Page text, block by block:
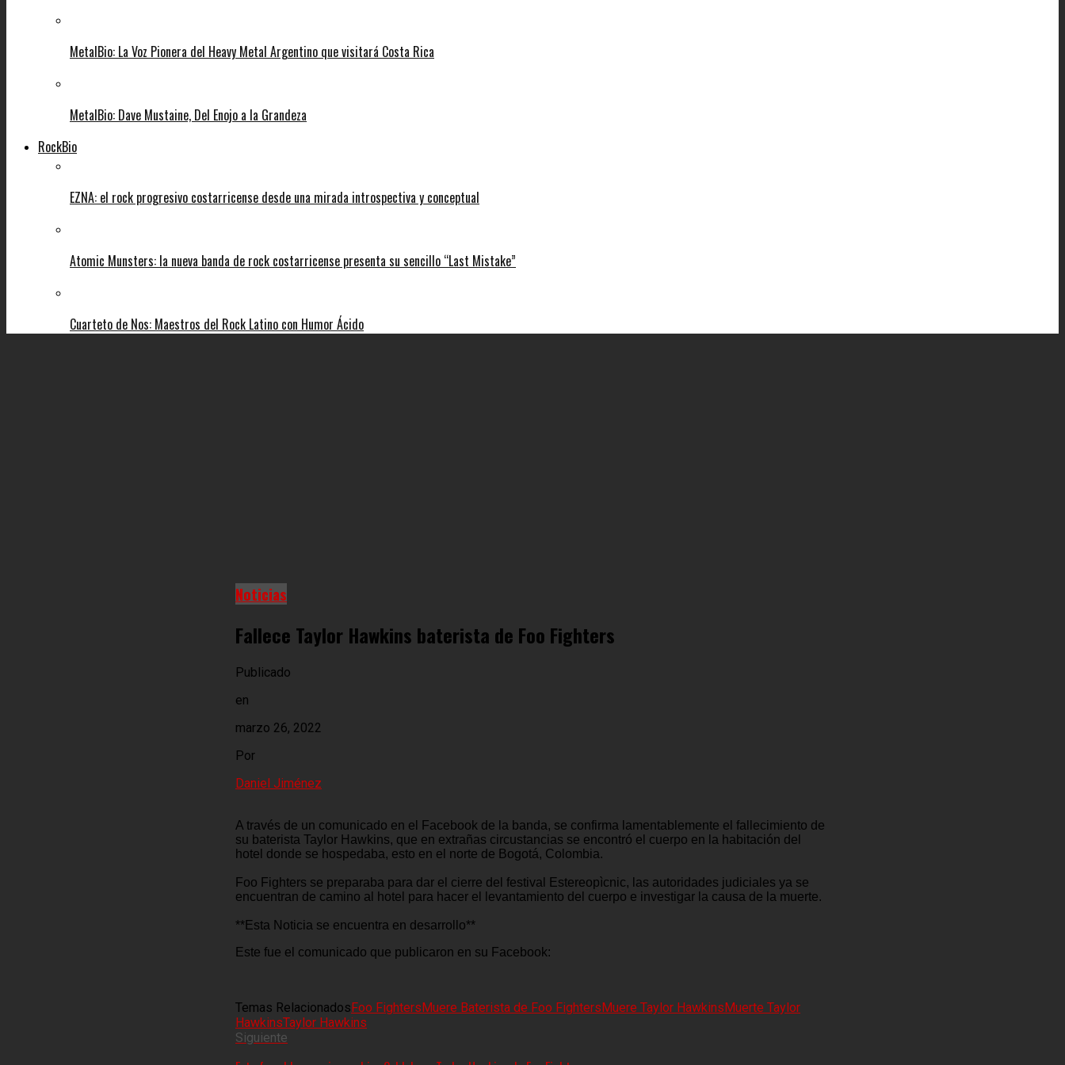
MetalBio: La Voz Pionera del Heavy Metal Argentino que visitará Costa Rica
MetalBio: Dave Mustaine, Del Enojo a la Grandeza
RockBio
EZNA: el rock progresivo costarricense desde una mirada introspectiva y conceptual
Atomic Munsters: la nueva banda de rock costarricense presenta su sencillo “Last Mistake”
Cuarteto de Nos: Maestros del Rock Latino con Humor Ácido
Noticias
Fallece Taylor Hawkins baterista de Foo Fighters
Publicado
en
marzo 26, 2022
Por
Daniel Jiménez
A través de un comunicado en el Facebook de la banda, se confirma lamentablemente el fallecimiento de
su baterista Taylor Hawkins, que en extrañas circustancias se encontró el cuerpo en la habitación del
hotel donde se hospedaba, esto en el norte de Bogotá, Colombia.
Foo Fighters se preparaba para dar el cierre del festival Estereopìcnic, las autoridades judiciales ya se
encuentran de camino al hotel para hacer el levantamiento del cuerpo e investigar la causa de la muerte.
**Esta Noticia se encuentra en desarrollo**
Este fue el comunicado que publicaron en su Facebook:
Temas RelacionadosFoo FightersMuere Baterista de Foo FightersMuere Taylor HawkinsMuerte Taylor
HawkinsTaylor Hawkins
Siguiente